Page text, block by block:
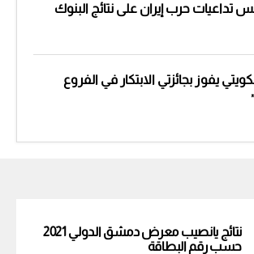
حرب إيران على نتائج البنوك
يفوز بجائزتي الابتكار في الفروع
نتائج يانصيب معرض دمشق الدولي 2021
حسب رقم البطاقة